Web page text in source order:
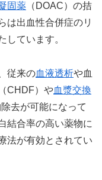
固薬 （DOAC）の拮
は出血性合併症のリ
しています。
従来の血液透析や血
CHDF）や血漿交換
去が可能になって
結合率の高い薬物に
法が有効とされてい